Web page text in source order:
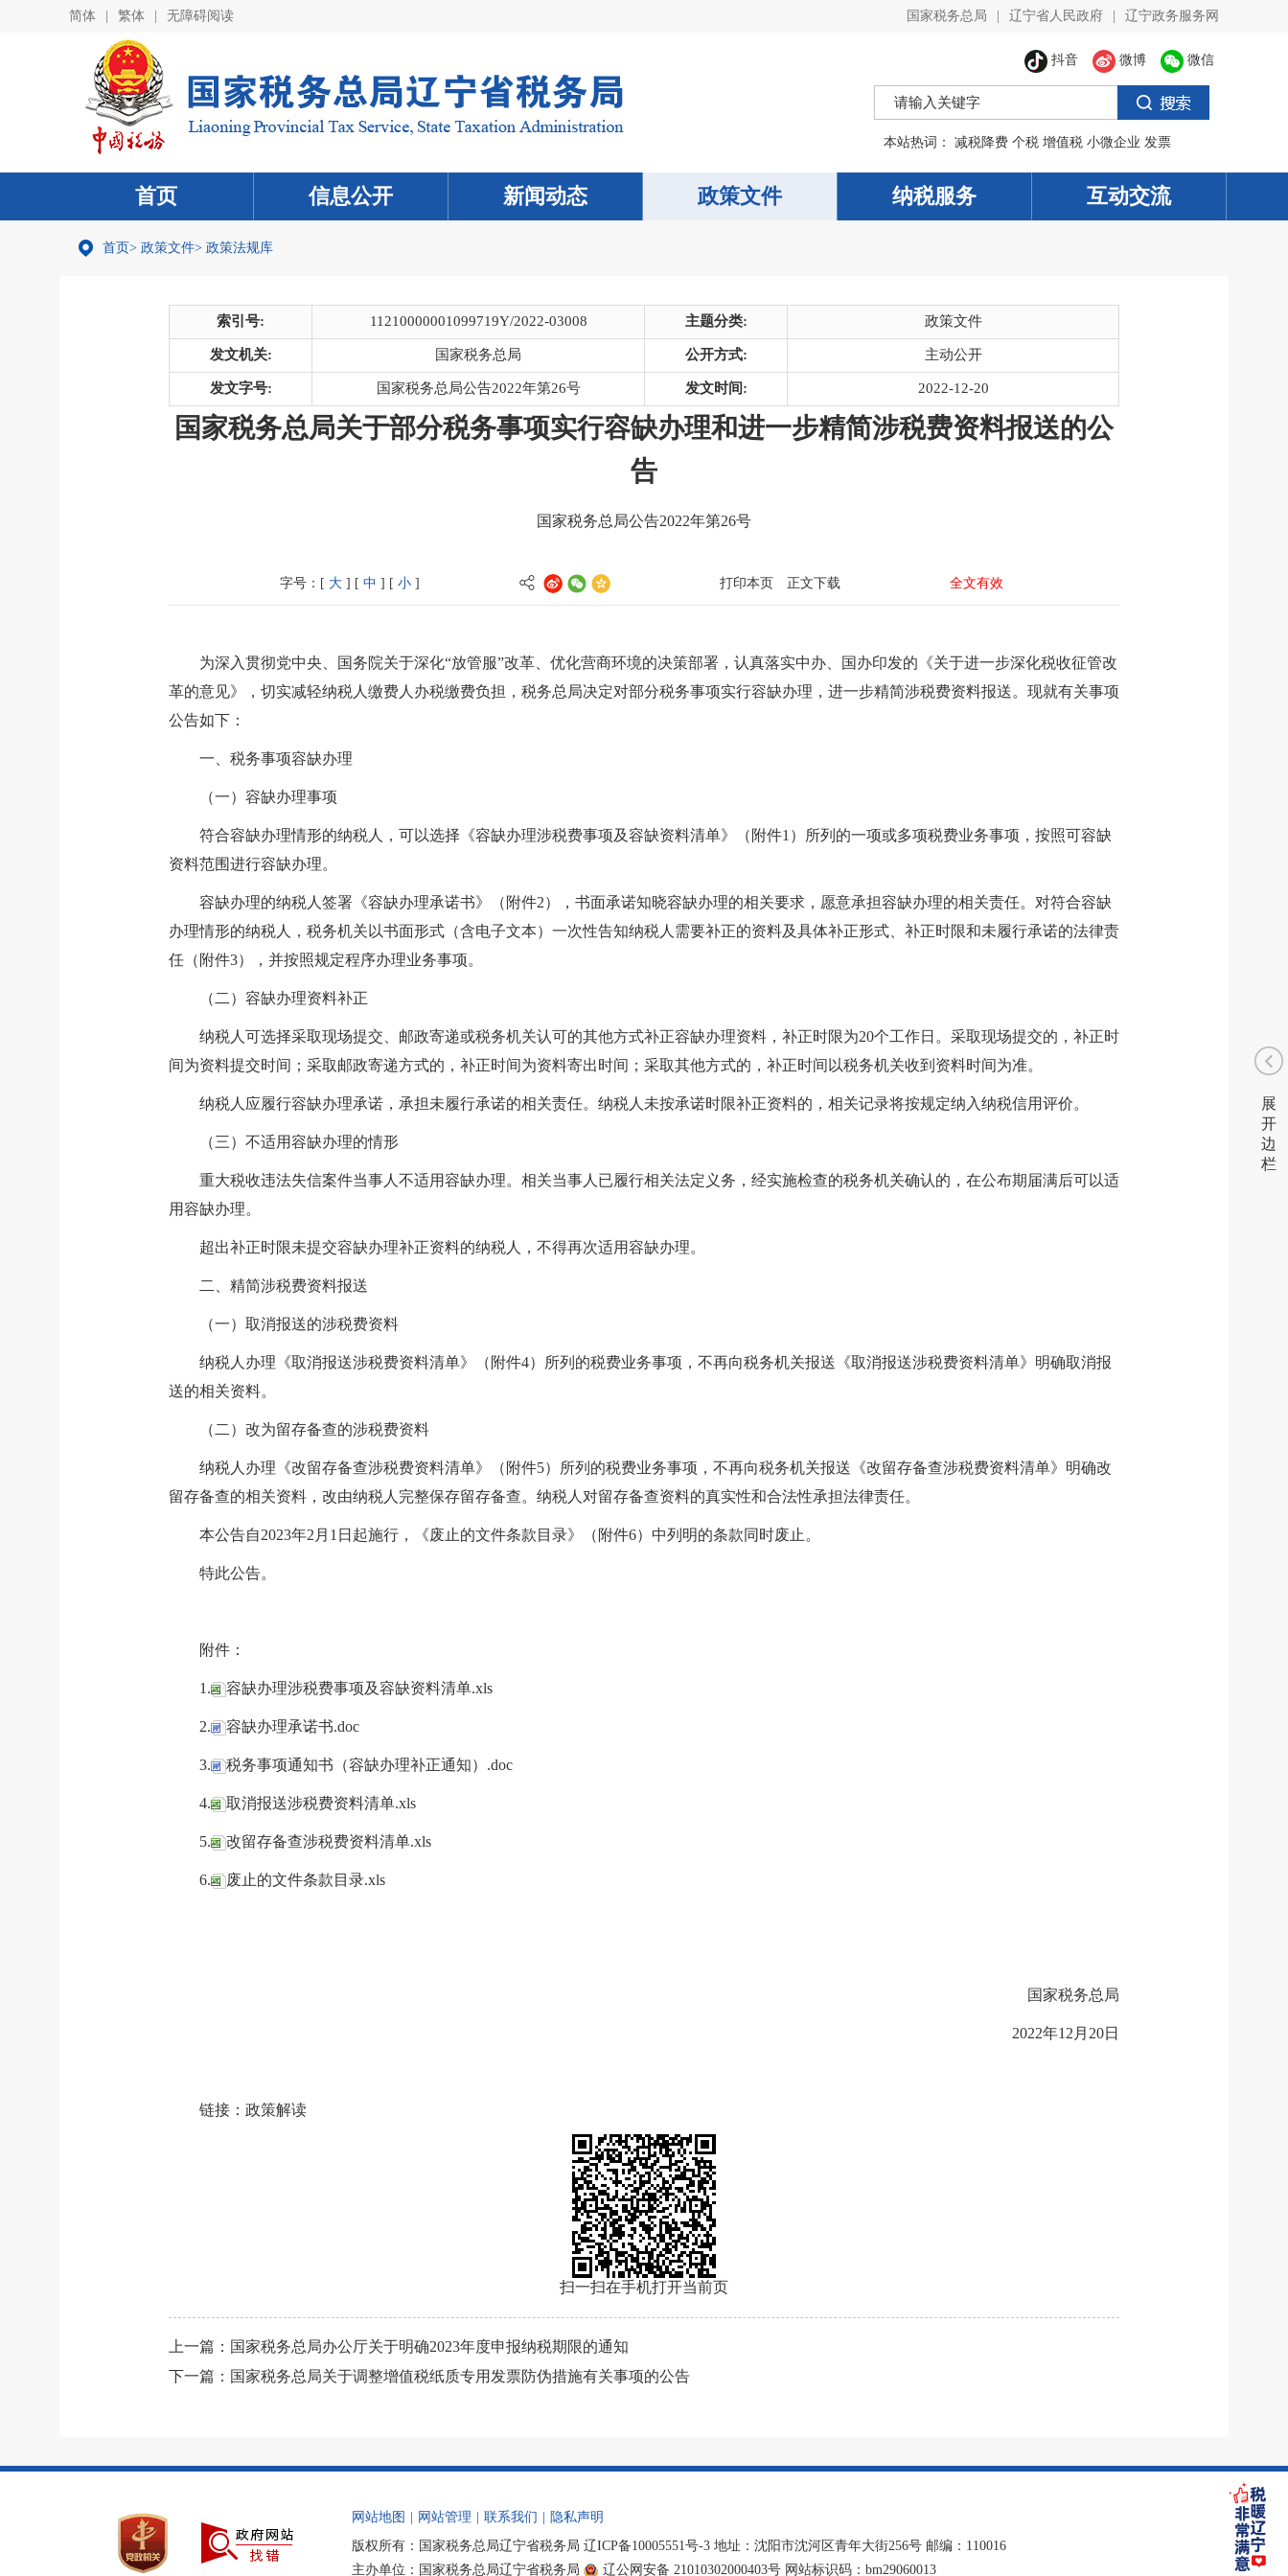
简体 繁体 无障碍阅读 国家税务总局 辽宁省人民政府 辽宁政务服务网
抖音 微博 微信
本站热词： 减税降费 个税 增值税 小微企业 发票
首页 信息公开 新闻动态 政策文件 纳税服务 互动交流
首页> 政策文件> 政策法规库
索引号: 11210000001099719Y/2022-03008 主题分类: 政策文件
发文机关: 国家税务总局 公开方式: 主动公开
发文字号: 国家税务总局公告2022年第26号 发文时间: 2022-12-20
国家税务总局关于部分税务事项实行容缺办理和进一步精简涉税费资料报送的公
告
国家税务总局公告2022年第26号
字号：[ 大 ] [ 中 ] [ 小 ] 打印本页 正文下载 全文有效
为深入贯彻党中央、国务院关于深化“放管服”改革、优化营商环境的决策部署，认真落实中办、国办印发的《关于进一步深化税收征管改
革的意见》，切实减轻纳税人缴费人办税缴费负担，税务总局决定对部分税务事项实行容缺办理，进一步精简涉税费资料报送。现就有关事项
公告如下：
一、税务事项容缺办理
（一）容缺办理事项
符合容缺办理情形的纳税人，可以选择《容缺办理涉税费事项及容缺资料清单》（附件1）所列的一项或多项税费业务事项，按照可容缺
资料范围进行容缺办理。
容缺办理的纳税人签署《容缺办理承诺书》（附件2），书面承诺知晓容缺办理的相关要求，愿意承担容缺办理的相关责任。对符合容缺
办理情形的纳税人，税务机关以书面形式（含电子文本）一次性告知纳税人需要补正的资料及具体补正形式、补正时限和未履行承诺的法律责
任（附件3），并按照规定程序办理业务事项。
（二）容缺办理资料补正
纳税人可选择采取现场提交、邮政寄递或税务机关认可的其他方式补正容缺办理资料，补正时限为20个工作日。采取现场提交的，补正时
间为资料提交时间；采取邮政寄递方式的，补正时间为资料寄出时间；采取其他方式的，补正时间以税务机关收到资料时间为准。
纳税人应履行容缺办理承诺，承担未履行承诺的相关责任。纳税人未按承诺时限补正资料的，相关记录将按规定纳入纳税信用评价。
（三）不适用容缺办理的情形
重大税收违法失信案件当事人不适用容缺办理。相关当事人已履行相关法定义务，经实施检查的税务机关确认的，在公布期届满后可以适
用容缺办理。
超出补正时限未提交容缺办理补正资料的纳税人，不得再次适用容缺办理。
二、精简涉税费资料报送
（一）取消报送的涉税费资料
纳税人办理《取消报送涉税费资料清单》（附件4）所列的税费业务事项，不再向税务机关报送《取消报送涉税费资料清单》明确取消报
送的相关资料。
（二）改为留存备查的涉税费资料
纳税人办理《改留存备查涉税费资料清单》（附件5）所列的税费业务事项，不再向税务机关报送《改留存备查涉税费资料清单》明确改
留存备查的相关资料，改由纳税人完整保存留存备查。纳税人对留存备查资料的真实性和合法性承担法律责任。
本公告自2023年2月1日起施行，《废止的文件条款目录》（附件6）中列明的条款同时废止。
特此公告。
附件：
1. 容缺办理涉税费事项及容缺资料清单.xls
2. 容缺办理承诺书.doc
3. 税务事项通知书（容缺办理补正通知）.doc
4. 取消报送涉税费资料清单.xls
5. 改留存备查涉税费资料清单.xls
6. 废止的文件条款目录.xls
国家税务总局
2022年12月20日
链接： 政策解读
扫一扫在手机打开当前页
上一篇： 国家税务总局办公厅关于明确2023年度申报纳税期限的通知
下一篇： 国家税务总局关于调整增值税纸质专用发票防伪措施有关事项的公告
网站地图 网站管理 联系我们
隐私声明
版权所有：国家税务总局辽宁省税务局 辽ICP备10005551号-3 地址：沈阳市沈河区青年大街256号 邮编：110016
主办单位：国家税务总局辽宁省税务局
辽公网安备 21010302000403号 网站标识码：bm29060013
展
开
边
栏